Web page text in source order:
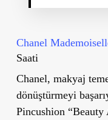
Chanel
Saati
Chanel, makyaj
dönüştürmeyi
Pincushion “Beauty